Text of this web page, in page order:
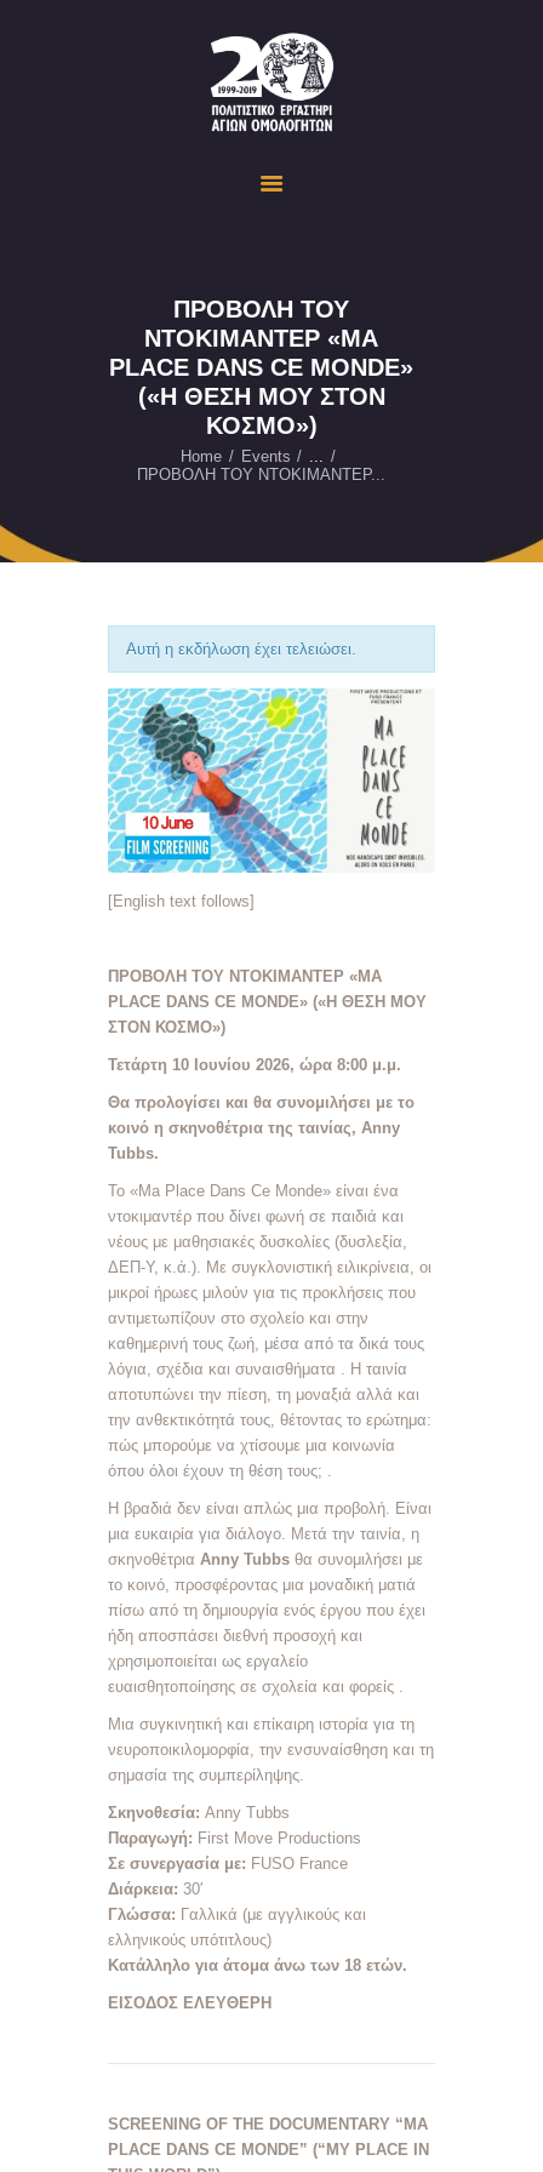
ΠΡΟΒΟΛΗ ΤΟΥ
ΝΤΟΚΙΜΑΝΤΕΡ «MA
PLACE DANS CE MONDE»
(«Η ΘΕΣΗ ΜΟΥ ΣΤΟΝ
ΚΟΣΜΟ»)
Home Events
...
ΠΡΟΒΟΛΗ ΤΟΥ ΝΤΟΚΙΜΑΝΤΕΡ...
Politistiko Ergastiri Ayion Omoloyiton
The Cultural Workshop in Ayioi Omoloyites and its actions and activities
ΕΠΙΚΟΙΝΩΝΙΑ
ENGLISH
Αυτή η εκδήλωση έχει τελειώσει.
[English text follows]
ΠΡΟΒΟΛΗ ΤΟΥ ΝΤΟΚΙΜΑΝΤΕΡ «MA
PLACE DANS CE MONDE» («Η ΘΕΣΗ ΜΟΥ
ΣΤΟΝ ΚΟΣΜΟ»)
Τετάρτη 10 Ιουνίου 2026, ώρα 8:00 μ.μ.
Θα προλογίσει και θα συνομιλήσει με το
κοινό η σκηνοθέτρια της ταινίας, Anny
Tubbs.
Το «Ma Place Dans Ce Monde» είναι ένα
ντοκιμαντέρ που δίνει φωνή σε παιδιά και
νέους με μαθησιακές δυσκολίες (δυσλεξία,
ΔΕΠ-Υ, κ.ά.). Με συγκλονιστική ειλικρίνεια, οι
μικροί ήρωες μιλούν για τις προκλήσεις που
αντιμετωπίζουν στο σχολείο και στην
καθημερινή τους ζωή, μέσα από τα δικά τους
λόγια, σχέδια και συναισθήματα . Η ταινία
αποτυπώνει την πίεση, τη μοναξιά αλλά και
την ανθεκτικότητά τους, θέτοντας το ερώτημα:
πώς μπορούμε να χτίσουμε μια κοινωνία
όπου όλοι έχουν τη θέση τους; .
Η βραδιά δεν είναι απλώς μια προβολή. Είναι
μια ευκαιρία για διάλογο. Μετά την ταινία, η
σκηνοθέτρια Anny Tubbs θα συνομιλήσει με
το κοινό, προσφέροντας μια μοναδική ματιά
πίσω από τη δημιουργία ενός έργου που έχει
ήδη αποσπάσει διεθνή προσοχή και
χρησιμοποιείται ως εργαλείο
ευαισθητοποίησης σε σχολεία και φορείς .
Μια συγκινητική και επίκαιρη ιστορία για τη
νευροποικιλομορφία, την ενσυναίσθηση και τη
σημασία της συμπερίληψης.
Σκηνοθεσία: Anny Tubbs
Παραγωγή: First Move Productions
Σε συνεργασία με: FUSO France
Διάρκεια: 30′
Γλώσσα: Γαλλικά (με αγγλικούς και
ελληνικούς υπότιτλους)
Κατάλληλο για άτομα άνω των 18 ετών.
ΕΙΣΟΔΟΣ ΕΛΕΥΘΕΡΗ
SCREENING OF THE DOCUMENTARY “MA
PLACE DANS CE MONDE” (“MY PLACE IN